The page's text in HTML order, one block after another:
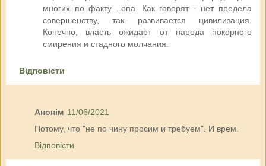
многих по факту ..опа. Как говорят - нет предела
совершенству, так развивается цивилизация.
Конечно, власть ожидает от народа покорного
смирения и стадного молчания.
Відповісти
Анонім 11/06/2021
Потому, что "не по чину просим и требуем". И врем.
Відповісти